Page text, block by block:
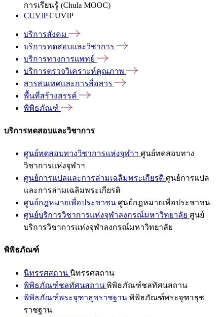
การเรียนรู้ (Chula MOOC)
CUVIPCUVIP
บริการสังคม
บริการทดสอบและวิชาการ
บริการทางการแพทย์
บริการตรวจวิเคราะห์คุณภาพ
สารสนเทศและการสื่อสาร
พื้นที่สร้างสรรค์
พิพิธภัณฑ์
บริการทดสอบและวิชาการ
ศูนย์ทดสอบทางวิชาการแห่งจุฬาฯ ศูนย์ทดสอบทาง
วิชาการแห่งจุฬาฯ
ศูนย์การแปลและการล่ามเฉลิมพระเกียรติ ศูนย์การแปล
และการล่ามเฉลิมพระเกียรติ
ศูนย์กฎหมายเพื่อประชาชน ศูนย์กฎหมายเพื่อประชาชน
ศูนย์บริการวิชาการแห่งจุฬาลงกรณ์มหาวิทยาลัย ศูนย์
บริการวิชาการแห่งจุฬาลงกรณ์มหาวิทยาลัย
พิพิธภัณฑ์
นิทรรศสถาน นิทรรศสถาน
พิพิธภัณฑ์ชลทัศนสถาน พิพิธภัณฑ์ชลทัศนสถาน
พิพิธภัณฑ์พระจุฑาธุชราชฐาน พิพิธภัณฑ์พระจุฑาธุช
ราชฐาน